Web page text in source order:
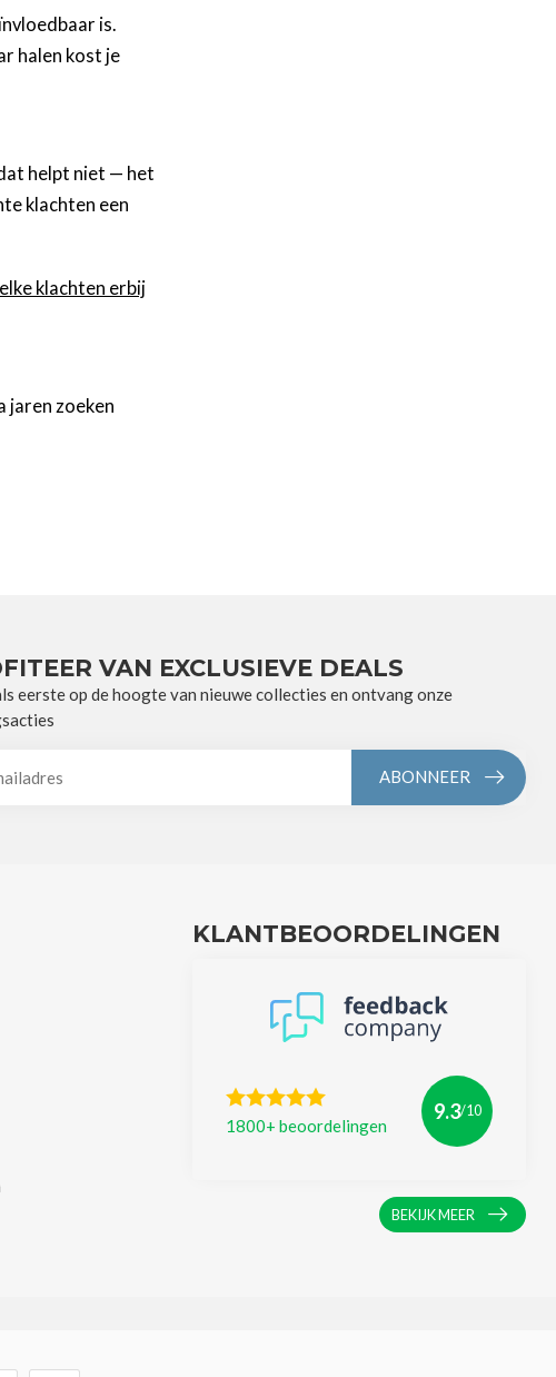
is.
halen kost je
helpt niet — het
klachten een
klachten erbij
jaren zoeken
VAN EXCLUSIEVE DEALS
eerste op de hoogte van nieuwe collecties en ontvang onze
ABONNEER
KLANTBEOORDELINGEN
1800+ beoordelingen
9.3/10
BEKIJK MEER